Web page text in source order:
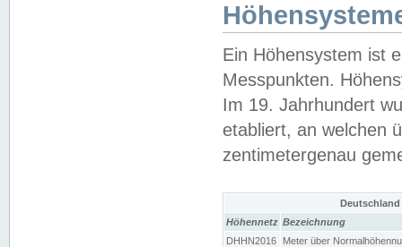
Ein Höhensystem ist
Messpunkten.
Im 19. Jahrhundert
etabliert, an welchen
zentimetergenau
Höhennetz Bezeichnung
DHHN2016
Meter über